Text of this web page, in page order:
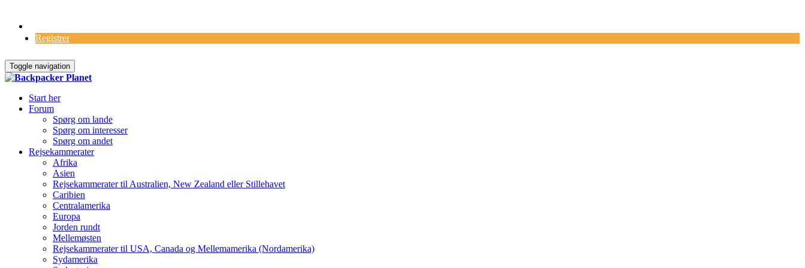
Registrer
Toggle navigation
Start her
Forum
Spørg om lande
Spørg om interesser
Spørg om andet
Rejsekammerater
Afrika
Asien
Rejsekammerater til Australien, New Zealand eller Stillehavet
Caribien
Centralamerika
Europa
Jorden rundt
Mellemøsten
Rejsekammerater til USA, Canada og Mellemamerika (Nordamerika)
Sydamerika